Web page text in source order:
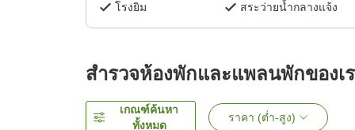
โรงยิม
สระว่ายน้ำกลางแจ้ง
สำรวจห้องพักและแพลนพักของเ
เกณฑ์ค้นหา
ทั้งหมด
ราคา (ต่ำ-สูง)